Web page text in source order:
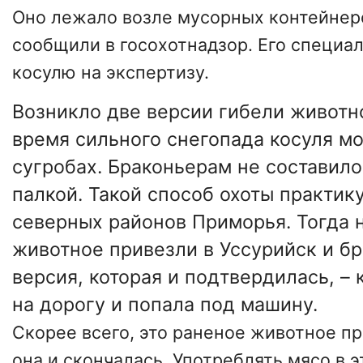
Оно лежало возле мусорных
сообщили в госохотнадзор. Его
косулю на экспертизу.
Возникло две версии гибели
время сильного снегопада косуля
сугробах. Браконьерам не
палкой. Такой способ охоты
северных районов Приморья. Тогда
животное привезли в Уссурийск и
версия, которая и подтвердилась, –
на дорогу и попала под машину.
Скорее всего, это раненое животное